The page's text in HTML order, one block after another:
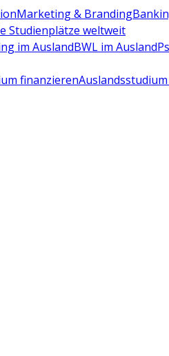
Marketing & Branding
Studienplätze weltweit
im AuslandBWL im Ausland
finanzieren